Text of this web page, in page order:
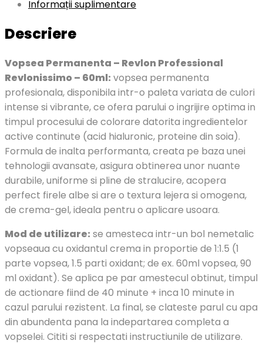
Informații suplimentare
Descriere
Vopsea Permanenta – Revlon Professional
Revlonissimo – 60ml: vopsea permanenta
profesionala, disponibila intr-o paleta variata de culori
intense si vibrante, ce ofera parului o ingrijire optima in
timpul procesului de colorare datorita ingredientelor
active continute (acid hialuronic, proteine din soia).
Formula de inalta performanta, creata pe baza unei
tehnologii avansate, asigura obtinerea unor nuante
durabile, uniforme si pline de stralucire, acopera
perfect firele albe si are o textura lejera si omogena,
de crema-gel, ideala pentru o aplicare usoara.
Mod de utilizare: se amesteca intr-un bol nemetalic
vopseaua cu oxidantul crema in proportie de 1:1.5 (1
parte vopsea, 1.5 parti oxidant; de ex. 60ml vopsea, 90
ml oxidant). Se aplica pe par amestecul obtinut, timpul
de actionare fiind de 40 minute + inca 10 minute in
cazul parului rezistent. La final, se clateste parul cu apa
din abundenta pana la indepartarea completa a
vopselei. Cititi si respectati instructiunile de utilizare.